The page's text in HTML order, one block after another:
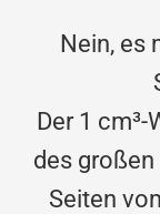
Nein, es
Der 1
des
Seiten